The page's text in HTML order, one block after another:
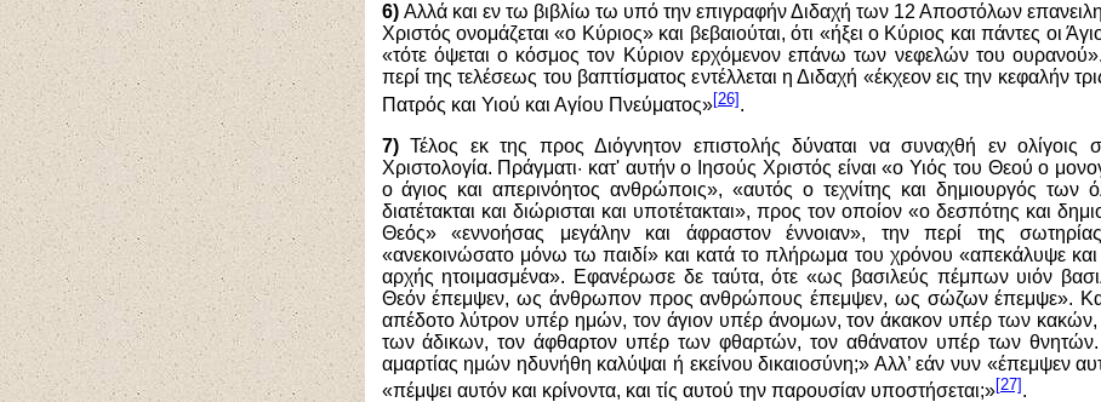
6) Αλλά και εν τω βιβλίω τω υπό την επιγραφήν Διδαχή των 12 Αποστόλων
Χριστός ονομάζεται «ο Κύριος» και βεβαιούται, ότι «ήξει ο Κύριος και πάντες οι
«τότε όψεται ο κόσμος τον Κύριον ερχόμενον επάνω των νεφελών του
περί της τελέσεως του βαπτίσματος εντέλλεται η Διδαχή «έκχεον εις την κεφαλήν
Πατρός και Υιού και Αγίου Πνεύματος»[26].
7)Τέλος εκ της προς Διόγνητον επιστολής δύναται να συναχθή εν ολίγοις
Χριστολογία. Πράγματι· κατ' αυτήν ο Ιησούς Χριστός είναι «ο Υιός του Θεού ο
ο άγιος και απερινόητος ανθρώποις», «αυτός ο τεχνίτης και δημιουργός
διατέτακται και διώρισται και υποτέτακται», προς τον οποίον «ο δεσπότης και
Θεός» «εννοήσας μεγάλην και άφραστον έννοιαν», την περί της
«ανεκοινώσατο μόνω τω παιδί» και κατά το πλήρωμα του χρόνου «απεκάλυψε
αρχής ητοιμασμένα». Εφανέρωσε δε ταύτα, ότε «ως βασιλεύς πέμπων υιόν
Θεόν έπεμψεν, ως άνθρωπον προς ανθρώπους έπεμψεν, ως σώζων έπεμψε». Και
απέδοτο λύτρον υπέρ ημών, τον άγιον υπέρ άνομων, τον άκακον υπέρ των κακών,
των άδικων, τον άφθαρτον υπέρ των φθαρτών, τον αθάνατον υπέρ των
αμαρτίας ημών ηδυνήθη καλύψαι ή εκείνου δικαιοσύνη;» Αλλ’ εάν νυν «έπεμψεν
«πέμψει αυτόν και κρίνοντα, και τίς αυτού την παρουσίαν υποστήσεται;»[27].